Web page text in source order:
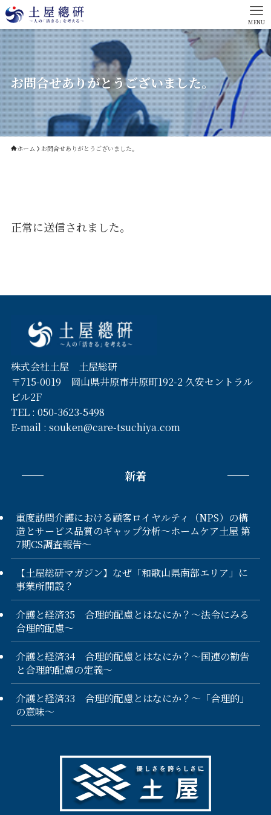
MENU
お問合せありがとうございました。
ホーム お問合せありがとうございました。
正常に送信されました。
株式会社土屋 土屋総研
〒715-0019 岡山県井原市井原町192-2 久安セントラル
ビル2F
TEL : 050-3623-5498
E-mail : souken@care-tsuchiya.com
新着
重度訪問介護における顧客ロイヤルティ（NPS）の構
造とサービス品質のギャップ分析〜ホームケア土屋 第
7期CS調査報告〜
【土屋総研マガジン】なぜ「和歌山県南部エリア」に
事業所開設？
介護と経済35 合理的配慮とはなにか？～法令にみる
合理的配慮～
介護と経済34 合理的配慮とはなにか？～国連の勧告
と合理的配慮の定義～
介護と経済33 合理的配慮とはなにか？～「合理的」
の意味～